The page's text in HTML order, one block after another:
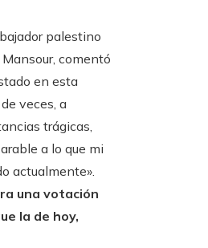
palestino
comentó
en esta
veces, a
trágicas,
a lo que mi
actualmente».
una votación
la de hoy,